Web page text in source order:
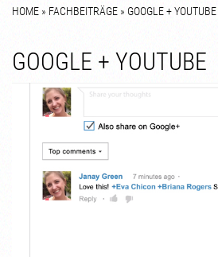
HOME » FACHBEITRÄGE » GOOGLE + YOUTUBE
GOOGLE + YOUTUBE